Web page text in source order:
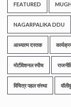
FEATURED
NAGARPALIKA DDU
आध्यात्म दस्तक
मोटीवेशनल स्पीच
विचित्र पहल संस्था